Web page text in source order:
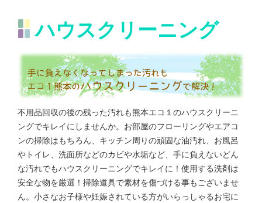
ハウスクリーニング
不用品回収の後の残った汚れも熊本エコ１のハウスクリーニ
ングでキレイにしませんか。お部屋のフローリングやエアコ
ンの掃除はもちろん、キッチン周りの頑固な油汚れ、お風呂
やトイレ、洗面所などのカビや水垢など、手に負えないどん
な汚れでもハウスクリーニングでキレイに！使用する洗剤は
安全な物を厳選！掃除道具で素材を傷づける事もございませ
ん。小さなお子様や妊娠されている方がいらっしゃるお宅に